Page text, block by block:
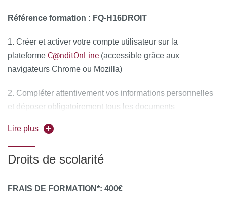
Référence formation : FQ-H16DROIT
1. Créer et activer votre compte utilisateur sur la
plateforme C@nditOnLine (accessible grâce aux
navigateurs Chrome ou Mozilla)
2. Compléter attentivement vos informations personnelles
et déposer obligatoirement tous les documents
de validité (carte nationale d'identité ou passeport)
formation souhaitée
Lire plus
Droits de scolarité
FRAIS DE FORMATION*: 400€